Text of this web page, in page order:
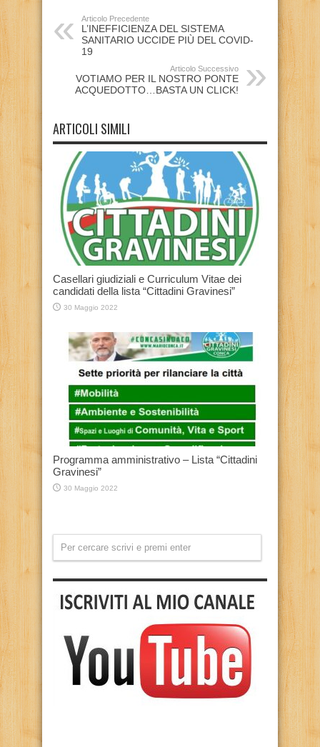
Articolo Precedente
L’INEFFICIENZA DEL SISTEMA
SANITARIO UCCIDE PIÙ DEL COVID-
19
Articolo Successivo
VOTIAMO PER IL NOSTRO PONTE
ACQUEDOTTO…BASTA UN CLICK!
ARTICOLI SIMILI
Casellari giudiziali e Curriculum Vitae dei
candidati della lista “Cittadini Gravinesi”
30 Maggio 2022
Programma amministrativo – Lista “Cittadini
Gravinesi”
30 Maggio 2022